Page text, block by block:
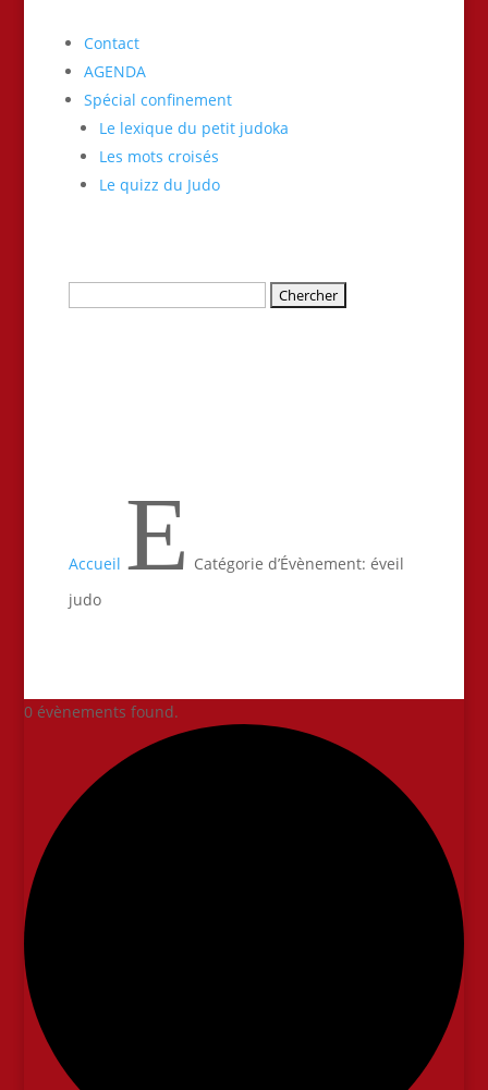
Contact
AGENDA
Spécial confinement
Le lexique du petit judoka
Les mots croisés
Le quizz du Judo
Accueil E Catégorie d’Évènement: éveil
judo
0 évènements found.